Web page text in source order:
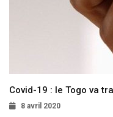
Covid-19 : le Togo va
8 avril 2020